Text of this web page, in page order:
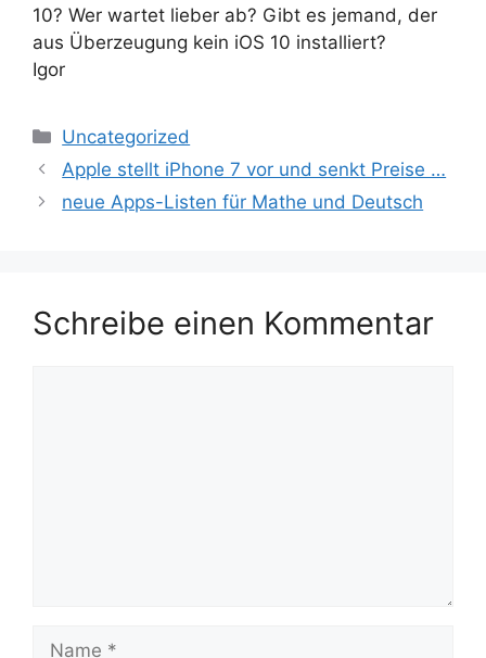
10? Wer wartet lieber ab? Gibt es jemand, der
aus Überzeugung kein iOS 10 installiert?
Igor
Kategorien
Uncategorized
Apple stellt iPhone 7 vor und senkt Preise …
neue Apps-Listen für Mathe und Deutsch
Schreibe einen Kommentar
Name